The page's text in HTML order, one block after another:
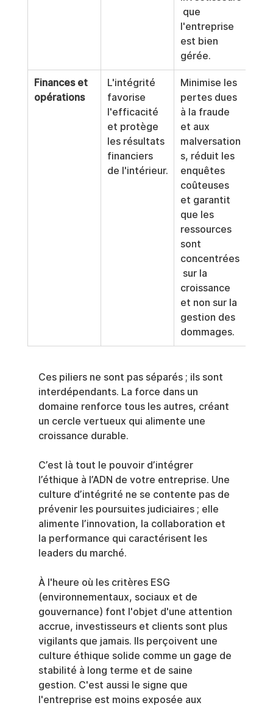
que
l'entreprise
est bien
gérée.
Finances et
opérations
L'intégrité
favorise
l'efficacité
et protège
les résultats
financiers
de l'intérieur.
Minimise les
pertes dues
à la fraude
et aux
malversation
s, réduit les
enquêtes
coûteuses
et garantit
que les
ressources
sont
concentrées
sur la
croissance
et non sur la
gestion des
dommages.
Ces piliers ne sont pas séparés ; ils sont
interdépendants. La force dans un
domaine renforce tous les autres, créant
un cercle vertueux qui alimente une
croissance durable.
C’est là tout le pouvoir d’intégrer
l’éthique à l’ADN de votre entreprise. Une
culture d’intégrité ne se contente pas de
prévenir les poursuites judiciaires ; elle
alimente l’innovation, la collaboration et
la performance qui caractérisent les
leaders du marché.
À l'heure où les critères ESG
(environnementaux, sociaux et de
gouvernance) font l'objet d'une attention
accrue, investisseurs et clients sont plus
vigilants que jamais. Ils perçoivent une
culture éthique solide comme un gage de
stabilité à long terme et de saine
gestion. C'est aussi le signe que
l'entreprise est moins exposée aux